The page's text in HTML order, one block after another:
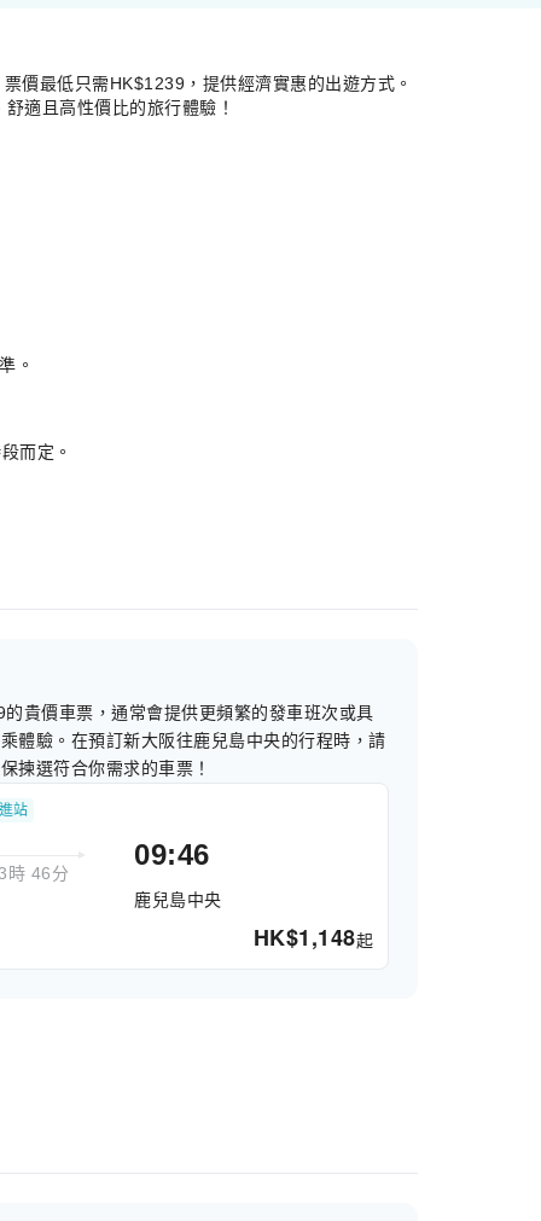
價最低只需HK$1239，提供經濟實惠的出遊方式。
適且高性價比的旅行體驗！
。
而定。
貴價車票，通常會提供更頻繁的發車班次或具
體驗。在預訂新大阪往鹿兒島中央的行程時，請
揀選符合你需求的車票！
站
時 46分
09:46
鹿兒島中央
HK$1,148起